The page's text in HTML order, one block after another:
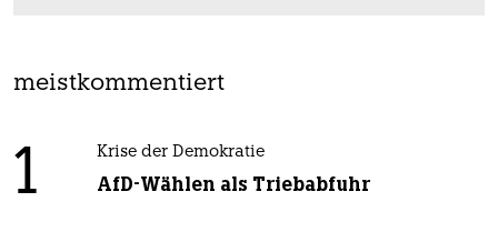
meistkommentiert
1 Krise der Demokratie
AfD-Wählen als Triebabfuhr